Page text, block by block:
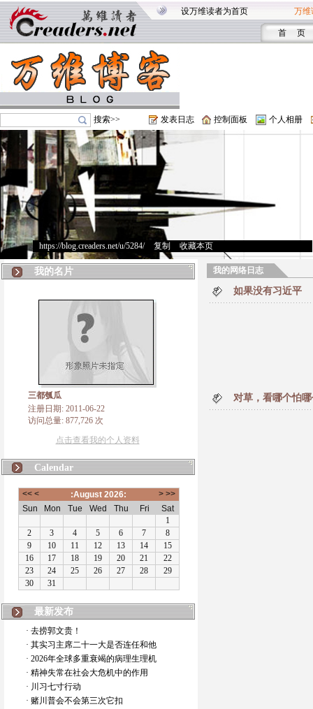
设万维读者为首页 万维
首 页
搜索>> 发表日志 控制面板 个人相册
https://blog.creaders.net/u/5284/> 复制 收藏本页
我的名片
三都瓠瓜
注册日期: 2011-06-22
访问总量: 877,726 次
点击查看我的个人资料
Calendar
最新发布
· 去捞郭文贵！
· 其实习主席二十一大是否连任和他
· 2026年全球多重衰竭的病理生理机
· 精神失常在社会大危机中的作用
· 川习七寸行动
· 赌川普会不会第三次它扣
我的网络日志
如果没有习近平
对草，看哪个怕